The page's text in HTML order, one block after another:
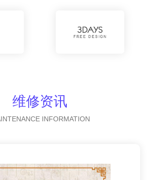
维修资讯
INFORMATION